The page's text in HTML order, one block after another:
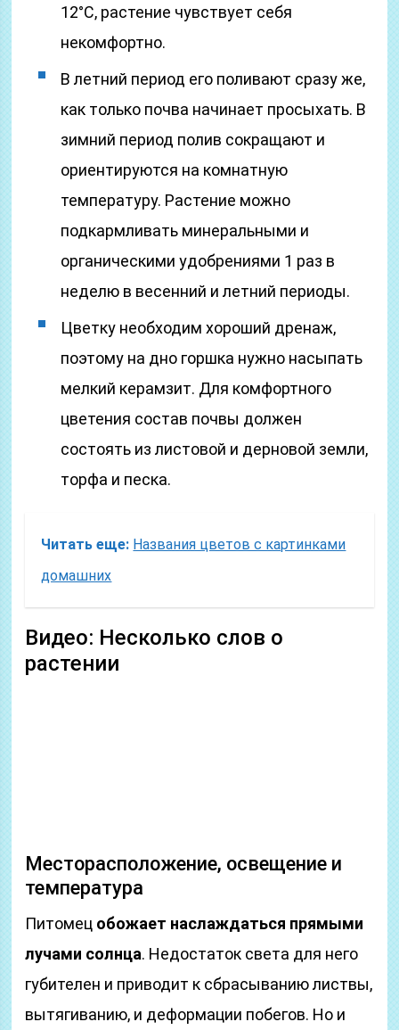
12°С, растение чувствует себя
некомфортно.
В летний период его поливают сразу же,
как только почва начинает просыхать. В
зимний период полив сокращают и
ориентируются на комнатную
температуру. Растение можно
подкармливать минеральными и
органическими удобрениями 1 раз в
неделю в весенний и летний периоды.
Цветку необходим хороший дренаж,
поэтому на дно горшка нужно насыпать
мелкий керамзит. Для комфортного
цветения состав почвы должен
состоять из листовой и дерновой земли,
торфа и песка.
Читать еще: Названия цветов с картинками
домашних
Видео: Несколько слов о
растении
Месторасположение, освещение и
температура
Питомец обожает наслаждаться прямыми
лучами солнца. Недостаток света для него
губителен и приводит к сбрасыванию листвы,
вытягиванию, и деформации побегов. Но и